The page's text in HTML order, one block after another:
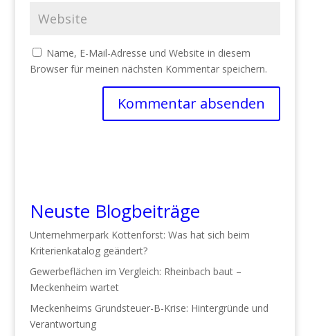
Name, E-Mail-Adresse und Website in diesem
Browser für meinen nächsten Kommentar speichern.
Neuste Blogbeiträge
Unternehmerpark Kottenforst: Was hat sich beim
Kriterienkatalog geändert?
Gewerbeflächen im Vergleich: Rheinbach baut –
Meckenheim wartet
Meckenheims Grundsteuer-B-Krise: Hintergründe und
Verantwortung